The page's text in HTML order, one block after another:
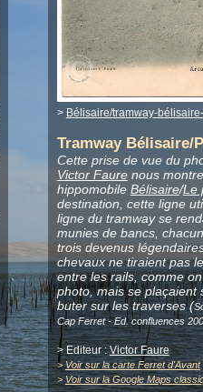
> Bélisaire/tramway-
Tramway Bélisaire/
Cette prise de vue du
Victor Faurenous
hippomobile Bélisaire/Le
destination, cette ligne
ligne du tramway se
munies de bancs,
trois devenus
chevaux ne tiraient pas
entre les rails, comme
photo, mais se plaçaient
buter sur les traverses (
Cap Ferret - Ed. confluences
> Editeur :Victor Faure
>Voir sur la carte Ferret d'Avant
>Voir sur la Google Maps